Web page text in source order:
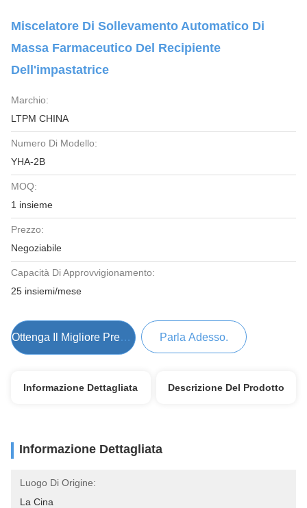
Miscelatore Di Sollevamento Automatico Di
Massa Farmaceutico Del Recipiente
Dell'impastatrice
Marchio:
LTPM CHINA
Numero Di Modello:
YHA-2B
MOQ:
1 insieme
Prezzo:
Negoziabile
Capacità Di Approvvigionamento:
25 insiemi/mese
Ottenga Il Migliore Prezzo Parla Adesso.
Informazione Dettagliata Descrizione Del Prodotto
Informazione Dettagliata
Luogo Di Origine:
La Cina